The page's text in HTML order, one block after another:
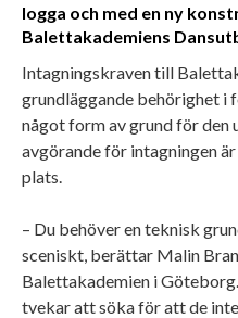
logga och med en ny
Balettakademiens
Intagningskraven till
grundläggande behörighet i
något form av grund för den
avgörande för intagningen
plats.
– Du behöver en teknisk
sceniskt, berättar Malin
Balettakademien i
tvekar att söka för att de